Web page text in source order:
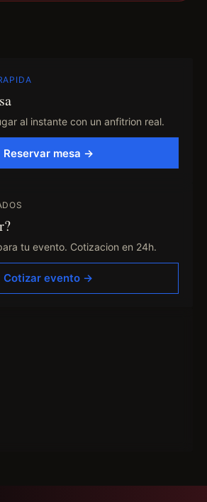
al instante con un anfitrion real.
Reservar mesa →
tu evento. Cotizacion en 24h.
Cotizar evento →